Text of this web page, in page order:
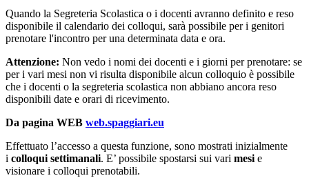
Quando la Segreteria Scolastica o i docenti avranno definito e reso
disponibile il calendario dei colloqui, sarà possibile per i genitori
prenotare l'incontro per una determinata data e ora.
Attenzione: Non vedo i nomi dei docenti e i giorni per prenotare: se
per i vari mesi non vi risulta disponibile alcun colloquio è possibile
che i docenti o la segreteria scolastica non abbiano ancora reso
disponibili date e orari di ricevimento.
Da pagina WEB web.spaggiari.eu
Effettuato l’accesso a questa funzione, sono mostrati inizialmente
i colloqui settimanali. E’ possibile spostarsi sui vari mesi e
visionare i colloqui prenotabili.